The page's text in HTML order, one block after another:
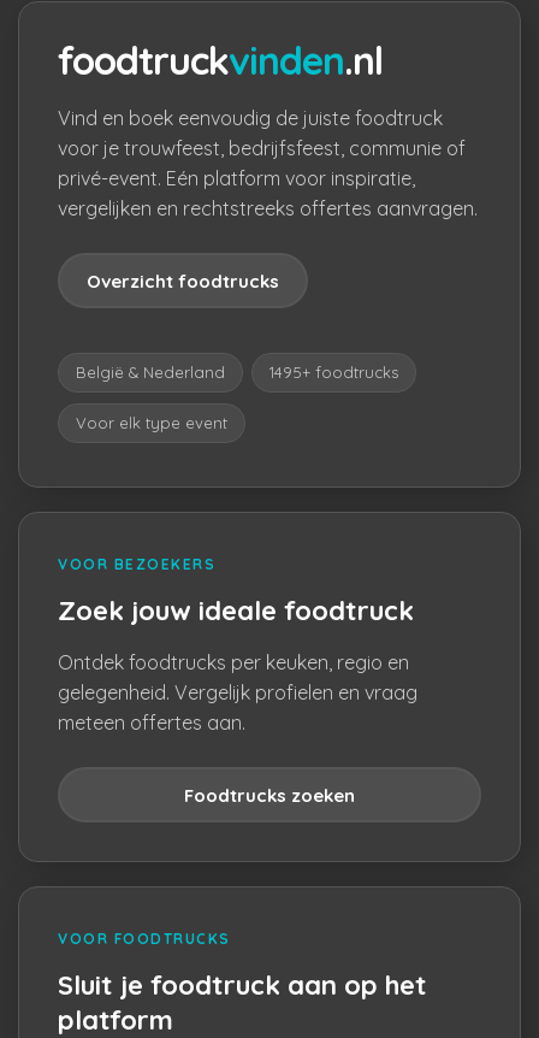
foodtruckvinden.nl
Vind en boek eenvoudig de juiste foodtruck
voor je trouwfeest, bedrijfsfeest, communie of
privé-event. Eén platform voor inspiratie,
vergelijken en rechtstreeks offertes aanvragen.
Overzicht foodtrucks
België & Nederland 1495+ foodtrucks
Voor elk type event
VOOR BEZOEKERS
Zoek jouw ideale foodtruck
Ontdek foodtrucks per keuken, regio en
gelegenheid. Vergelijk profielen en vraag
meteen offertes aan.
Foodtrucks zoeken
VOOR FOODTRUCKS
Sluit je foodtruck aan op het
platform